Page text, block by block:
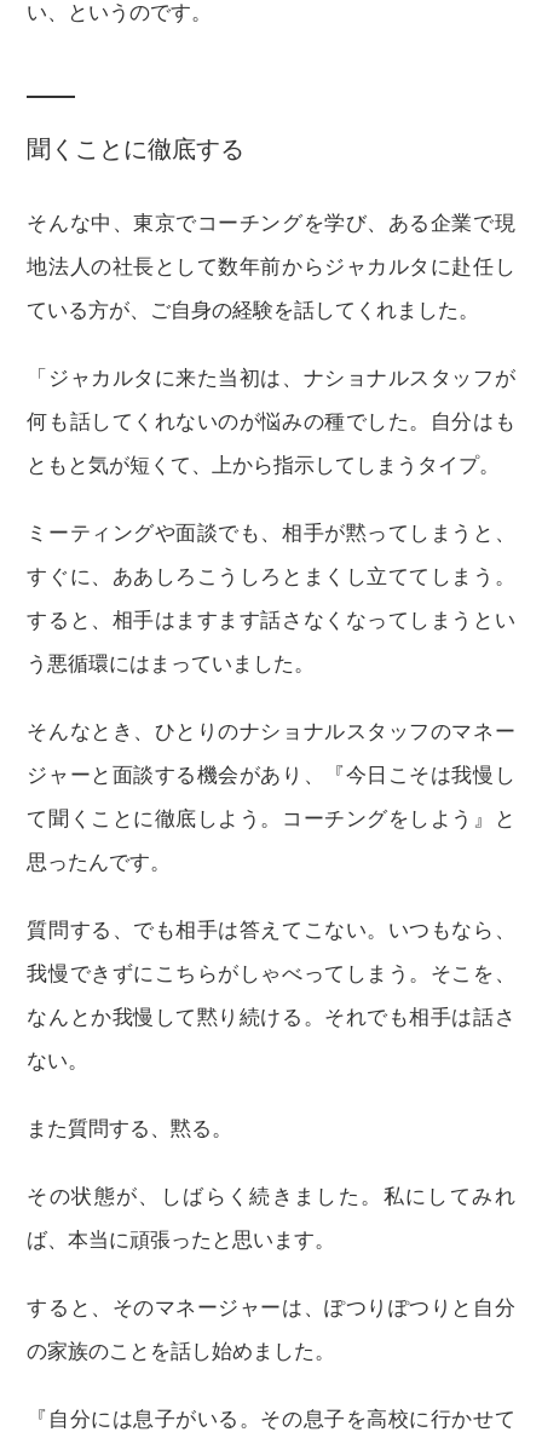
い、というのです。
聞くことに徹底する
そんな中、東京でコーチングを学び、ある企業で現
地法人の社長として数年前からジャカルタに赴任し
ている方が、ご自身の経験を話してくれました。
「ジャカルタに来た当初は、ナショナルスタッフが
何も話してくれないのが悩みの種でした。自分はも
ともと気が短くて、上から指示してしまうタイプ。
ミーティングや面談でも、相手が黙ってしまうと、
すぐに、ああしろこうしろとまくし立ててしまう。
すると、相手はますます話さなくなってしまうとい
う悪循環にはまっていました。
そんなとき、ひとりのナショナルスタッフのマネー
ジャーと面談する機会があり、『今日こそは我慢し
て聞くことに徹底しよう。コーチングをしよう』と
思ったんです。
質問する、でも相手は答えてこない。いつもなら、
我慢できずにこちらがしゃべってしまう。そこを、
なんとか我慢して黙り続ける。それでも相手は話さ
ない。
また質問する、黙る。
その状態が、しばらく続きました。私にしてみれ
ば、本当に頑張ったと思います。
すると、そのマネージャーは、ぽつりぽつりと自分
の家族のことを話し始めました。
『自分には息子がいる。その息子を高校に行かせて